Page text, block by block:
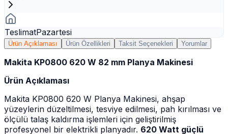
TeslimatPazartesi
Ürün Açıklaması Ürün Özellikleri Taksit Seçenekleri Yorumlar
Makita KP0800 620 W 82 mm Planya Makinesi
Ürün Açıklaması
Makita KP0800 620 W Planya Makinesi, ahşap
yüzeylerin düzeltilmesi, tesviye edilmesi, pah kırılması ve
ölçülü talaş kaldırma işlemleri için geliştirilmiş
profesyonel bir elektrikli planyadır. 620 Watt güçlü